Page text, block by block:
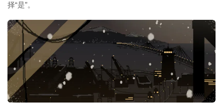
择“是”。